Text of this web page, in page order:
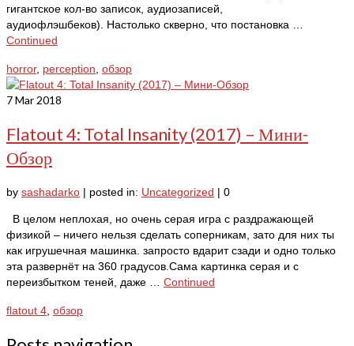
гигантское кол-во записок, аудиозаписей,
аудиофлэшбеков). Настолько скверно, что постановка …
Continued
horror, perception обзор
7Mar 2018
Flatout 4: Total Insanity (2017) – Мини-
Обзор
by sashadarko | posted in: Uncategorized | 0
В целом неплохая, но очень серая игра с раздражающей
физикой – ничего нельзя сделать соперникам, зато для них ты
как игрушечная машинка. запросто вдарит сзади и одно только
эта развернёт на 360 градусов.Сама картинка серая и с
переизбытком теней, даже … Continued
flatout 4 обзор